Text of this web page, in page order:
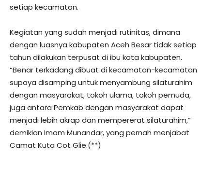
setiap kecamatan.
Kegiatan yang sudah menjadi rutinitas, dimana
dengan luasnya kabupaten Aceh Besar tidak setiap
tahun dilakukan terpusat di ibu kota kabupaten.
“Benar terkadang dibuat di kecamatan-kecamatan
supaya disamping untuk menyambung silaturahim
dengan masyarakat, tokoh ulama, tokoh pemuda,
juga antara Pemkab dengan masyarakat dapat
menjadi lebih akrap dan mempererat silaturahim,”
demikian Imam Munandar, yang pernah menjabat
Camat Kuta Cot Glie.(**)